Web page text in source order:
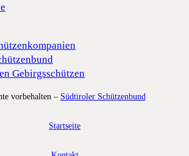
Gebirgsschützen
vorbehalten – Südtiroler Schützenbund
Startseite